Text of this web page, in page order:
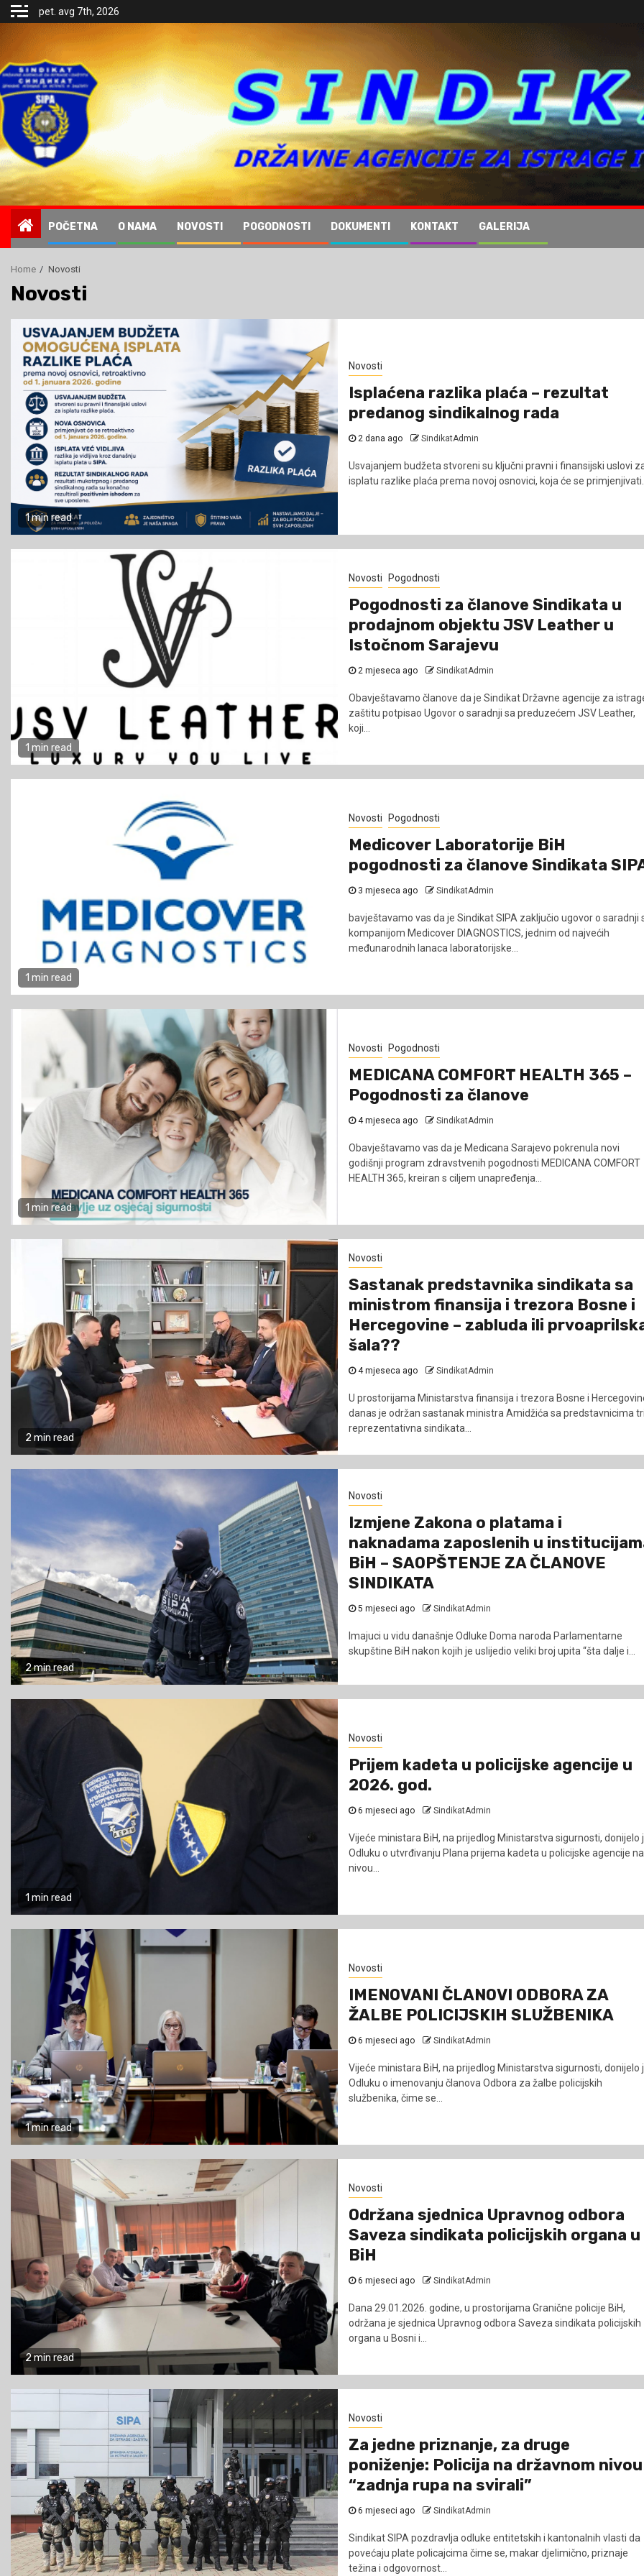
Skip
to
content
pet. avg 7th, 2026
.
POČETNA O NAMA NOVOSTI POGODNOSTI DOKUMENTI KONTAKT GALERIJA
Home Novosti
Novosti
1 min read
Novosti
Isplaćena razlika plaća – rezultat
predanog sindikalnog rada
2 dana ago SindikatAdmin
Usvajanjem budžeta stvoreni su ključni pravni i finansijski uslovi
isplatu razlike plaća prema novoj osnovici, koja će se
1 min read
Novosti Pogodnosti
Pogodnosti za članove Sindikata u
prodajnom objektu JSV Leather u
Istočnom Sarajevu
2 mjeseca ago SindikatAdmin
Obavještavamo članove da je Sindikat Državne agencije za
zaštitu potpisao Ugovor o saradnji sa preduzećem JSV Leather,
koji...
1 min read
Novosti Pogodnosti
Medicover Laboratorije BiH
pogodnosti za članove Sindikata
3 mjeseca ago SindikatAdmin
bavještavamo vas da je Sindikat SIPA zaključio ugovor o saradnji
kompanijom Medicover DIAGNOSTICS, jednim od najvećih
međunarodnih lanaca laboratorijske...
1 min read
Novosti Pogodnosti
MEDICANA COMFORT HEALTH 365 –
Pogodnosti za članove
4 mjeseca ago SindikatAdmin
Obavještavamo vas da je Medicana Sarajevo pokrenula novi
godišnji program zdravstvenih pogodnosti MEDICANA COMFORT
HEALTH 365, kreiran s ciljem unapređenja...
2 min read
Novosti
Sastanak predstavnika sindikata sa
ministrom finansija i trezora Bosne i
Hercegovine – zabluda ili
šala??
4 mjeseca ago SindikatAdmin
U prostorijama Ministarstva finansija i trezora Bosne i
danas je održan sastanak ministra Amidžića sa predstavnicima
reprezentativna sindikata...
2 min read
Novosti
Izmjene Zakona o platama i
naknadama zaposlenih u
BiH – SAOPŠTENJE ZA ČLANOVE
SINDIKATA
5 mjeseci ago SindikatAdmin
Imajuci u vidu današnje Odluke Doma naroda Parlamentarne
skupštine BiH nakon kojih je uslijedio veliki broj upita “šta dalje i...
1 min read
Novosti
Prijem kadeta u policijske agencije u
2026. god.
6 mjeseci ago SindikatAdmin
Vijeće ministara BiH, na prijedlog Ministarstva sigurnosti, donijelo
Odluku o utvrđivanju Plana prijema kadeta u policijske agencije na
nivou...
1 min read
Novosti
IMENOVANI ČLANOVI ODBORA ZA
ŽALBE POLICIJSKIH SLUŽBENIKA
6 mjeseci ago SindikatAdmin
Vijeće ministara BiH, na prijedlog Ministarstva sigurnosti, donijelo
Odluku o imenovanju članova Odbora za žalbe policijskih
službenika, čime se...
2 min read
Novosti
Održana sjednica Upravnog odbora
Saveza sindikata policijskih organa u
BiH
6 mjeseci ago SindikatAdmin
Dana 29.01.2026. godine, u prostorijama Granične policije BiH,
održana je sjednica Upravnog odbora Saveza sindikata policijskih
organa u Bosni i...
Novosti
Za jedne priznanje, za druge
poniženje: Policija na državnom nivou
“zadnja rupa na svirali”
6 mjeseci ago SindikatAdmin
Sindikat SIPA pozdravlja odluke entitetskih i kantonalnih vlasti da
povećaju plate policajcima čime se, makar djelimično, priznaje
težina i odgovornost...